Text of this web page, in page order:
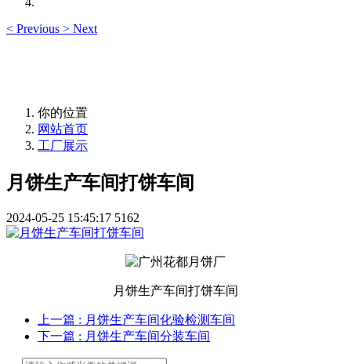
< Previous > Next
你的位置
网站首页
工厂展示
月饼生产车间打饼车间
2024-05-25 15:45:17 5162
月饼生产车间打饼车间
上一篇 : 月饼生产车间化验检测车间
下一篇 : 月饼生产车间分装车间